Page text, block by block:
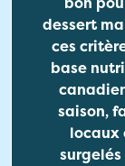
dessert
ces
base
saison,
locaux